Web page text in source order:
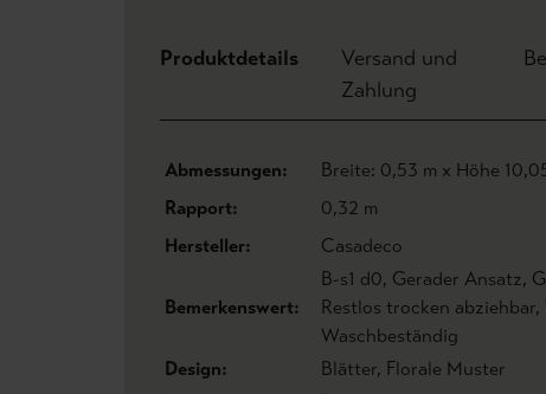
Produktdetails
Versand und
Zahlung
Abmessungen:
Breite: 0,53 m x Höhe
Rapport:
0,32 m
Hersteller:
Casadeco
Bemerkenswert:
B-s1 d0, Gerader Ansatz,
Restlos trocken abziehbar,
Waschbeständig
Design:
Blätter, Florale Muster